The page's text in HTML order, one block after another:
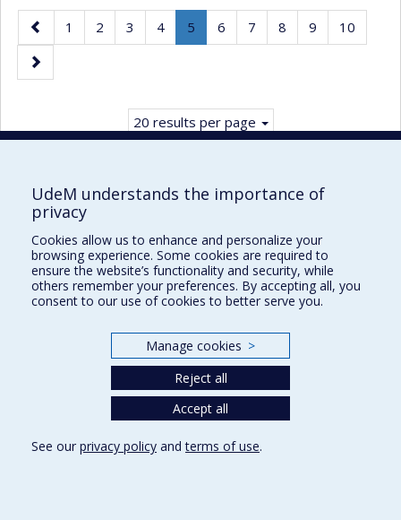
Previous
page
Page
1 Page
2 Page
3 Page
4 Page
5
Current
Page
6 Page
7 Page
8 Page
9 Page
10
Next
page
20 results per page
Faculté des sciences infirmières
Pavillon Marguerite-d'Youville
2375, chemin de la Côte-Sainte-Catherine
Montréal (Québec) H3T 1A8
UdeM understands the importance of
privacy
Cookies allow us to enhance and personalize your
browsing experience. Some cookies are required to
ensure the website’s functionality and security, while
others remember your preferences. By accepting all, you
consent to our use of cookies to better serve you.
Manage cookies >
Reject all
Accept all
See our privacy policy andterms of use.